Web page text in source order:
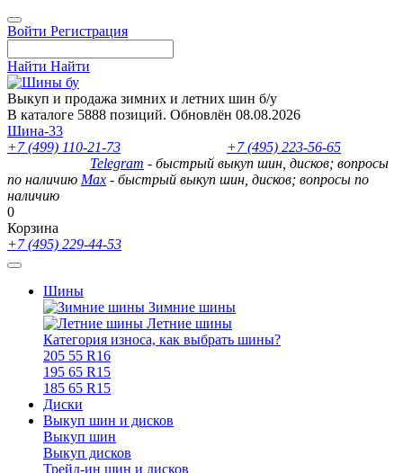
Войти Регистрация
Найти Найти
Выкуп и продажа зимних и летних шин б/у
В каталоге 5888 позиций. Обновлён 08.08.2026
Шина-33
+7 (499) 110-21-73
+7 (495) 223-56-65
Telegram - быстрый выкуп шин, дисков; вопросы
по наличию Max - быстрый выкуп шин, дисков; вопросы по
наличию
0
Корзина
+7 (495) 229-44-53
Шины
Зимние шины
Летние шины
Категория износа, как выбрать шины?
205 55 R16
195 65 R15
185 65 R15
Диски
Выкуп шин и дисков
Выкуп шин
Выкуп дисков
Трейд-ин шин и дисков